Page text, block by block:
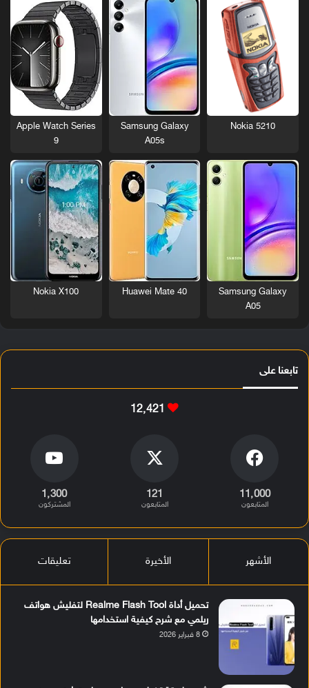
Nokia 5210
Samsung Galaxy
A05s
Apple Watch Series
9
Samsung Galaxy
A05
Huawei Mate 40
Nokia X100
تابعنا على
12٬421
11٬000
المتابعون
121
المتابعون
1٬300
المشتركون
الأشهر الأخيرة تعليقات
تحميل أداة Realme Flash Tool لتفليش هواتف
ريلمي مع شرح كيفية استخدامها
8 فبراير 2026